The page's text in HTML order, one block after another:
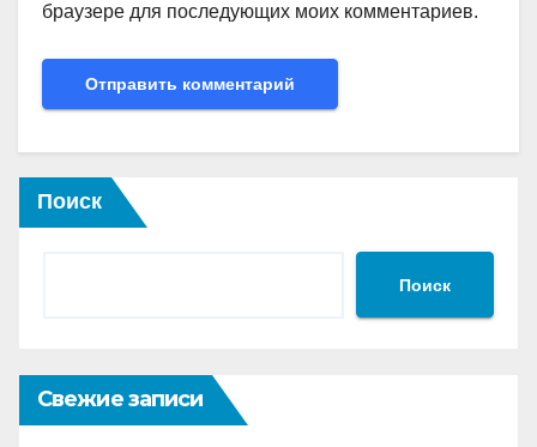
браузере для последующих моих комментариев.
Поиск
Поиск
Свежие записи